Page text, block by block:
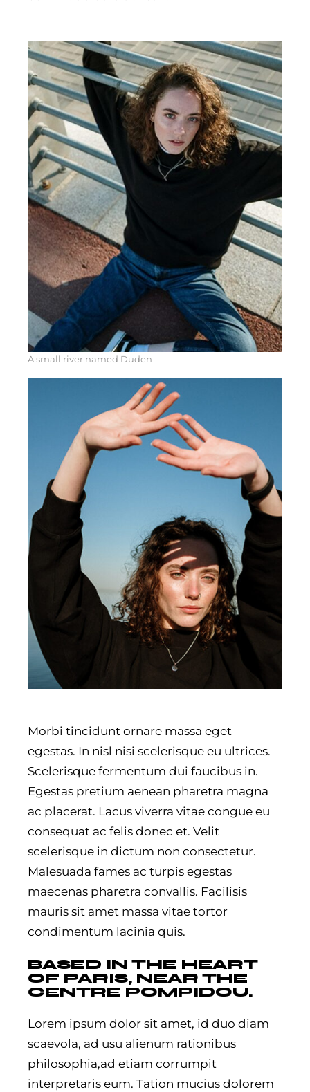
A small river named Duden
Morbi tincidunt ornare massa eget
egestas. In nisl nisi scelerisque eu ultrices.
Scelerisque fermentum dui faucibus in.
Egestas pretium aenean pharetra magna
ac placerat. Lacus viverra vitae congue eu
consequat ac felis donec et. Velit
scelerisque in dictum non consectetur.
Malesuada fames ac turpis egestas
maecenas pharetra convallis. Facilisis
mauris sit amet massa vitae tortor
condimentum lacinia quis.
BASED IN THE HEART
OF PARIS, NEAR THE
CENTRE POMPIDOU.
Lorem ipsum dolor sit amet, id duo diam
scaevola, ad usu alienum rationibus
philosophia,ad etiam corrumpit
interpretaris eum. Tation mucius dolorem